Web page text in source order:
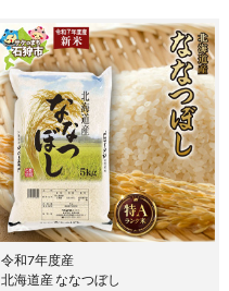
令和7年度産
北海道産 ななつぼし